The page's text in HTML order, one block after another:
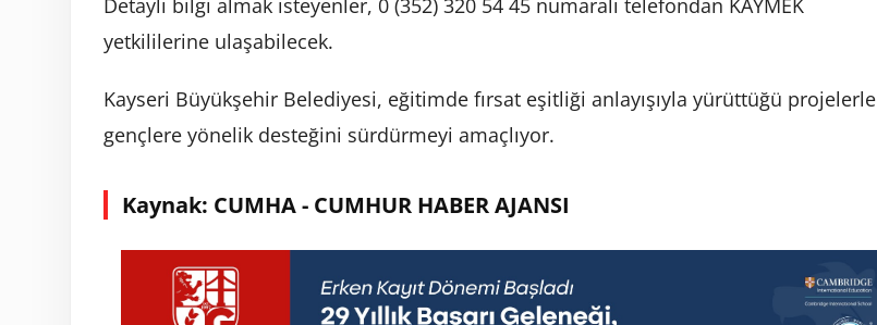
Detaylı bilgi almak isteyenler, 0 (352) 320 54 45 numaralı telefondan KAYMEK
yetkililerine ulaşabilecek.
Kayseri Büyükşehir Belediyesi, eğitimde fırsat eşitliği anlayışıyla yürüttüğü projelerle
gençlere yönelik desteğini sürdürmeyi amaçlıyor.
Kaynak: CUMHA - CUMHUR HABER AJANSI